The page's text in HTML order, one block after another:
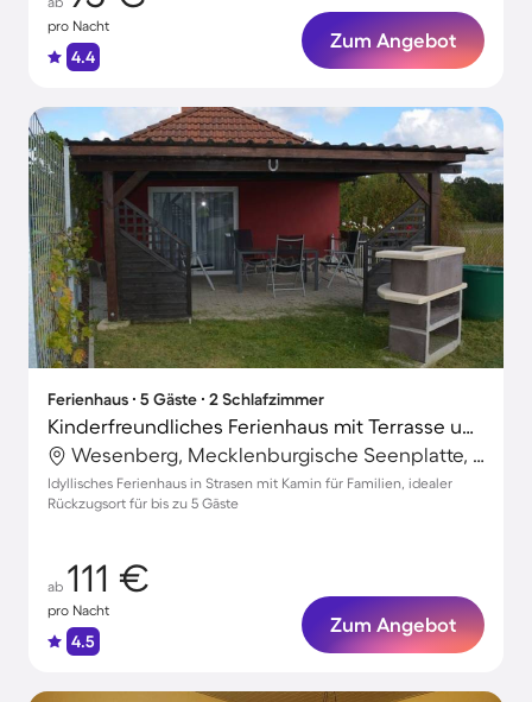
pro Nacht
4.4
Zum Angebot
Ferienhaus ∙ 5 Gäste ∙ 2 Schlafzimmer
Kinderfreundliches Ferienhaus mit Terrasse und Grill
Wesenberg, Mecklenburgische Seenplatte, Deutschland
Idyllisches Ferienhaus in Strasen mit Kamin für Familien, idealer
Rückzugsort für bis zu 5 Gäste
ab 111 €
pro Nacht
4.5
Zum Angebot